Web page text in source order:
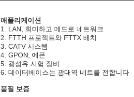
애플리케이션
1. LAN, 희미하고 메드로 네트워크
2. FTTH 프로젝트와 FTTX 배치
3. CATV 시스템
4. GPON, 에폰
5. 광섬유 시험 장비
6. 데이터베이스는 광대역 네트를 전합니다
품질 보증